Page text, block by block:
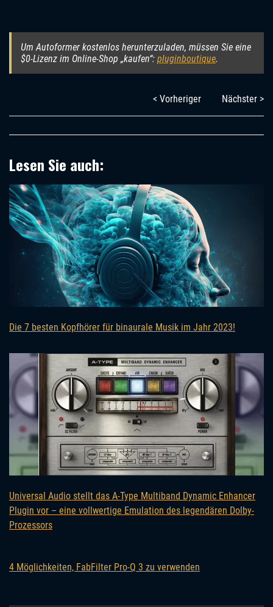
Um Autoformer kostenlos herunterzuladen, müssen Sie eine
$0-Lizenz im Online-Shop „kaufen“: pluginboutique.
< Vorheriger Nächster >
Lesen Sie auch:
Die 7 besten Kopfhörer für binaurale Musik im Jahr 2023!
Universal Audio stellt das A-Type Multiband Dynamic Enhancer
Plugin vor – eine vollwertige Emulation des legendären Dolby-
Prozessors
4 Möglichkeiten, FabFilter Pro-Q 3 zu verwenden